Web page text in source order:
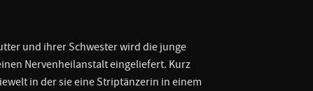
und ihrer Schwester wird die junge
Nervenheilanstalt eingeliefert. Kurz
in der sie eine Striptänzerin in einem